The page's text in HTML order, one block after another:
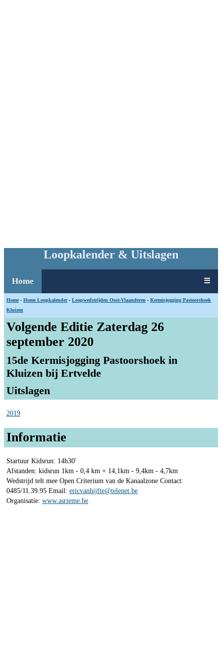
Loopkalender & Uitslagen
Home ☰
Home - Home Loopkalender- Loopwedstrijden Oost-Vlaanderen - Kermisjogging Pastoorshoek
Kluizen
Volgende Editie Zaterdag 26
september 2020
15de Kermisjogging Pastoorshoek in
Kluizen bij Ertvelde
Uitslagen
2019
Informatie
Startuur Kidsrun: 14h30'
Afstanden: kidsrun 1km - 0,4 km + 14,1km - 9,4km - 4,7km
Wedstrijd telt mee Open Criterium van de Kanaalzone Contact:
0485/11.39.95 Email: ericvanhijfte@telenet.be
Organisatie: www.asrieme.be